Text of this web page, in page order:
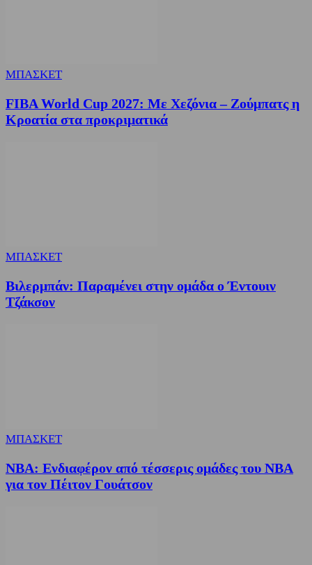
ΜΠΑΣΚΕΤ
FIBA World Cup 2027: Με Χεζόνια – Ζούμπατς η
Κροατία στα προκριματικά
ΜΠΑΣΚΕΤ
Βιλερμπάν: Παραμένει στην ομάδα ο Έντουιν
Τζάκσον
ΜΠΑΣΚΕΤ
NBA: Ενδιαφέρον από τέσσερις ομάδες του NBA
για τον Πέιτον Γουάτσον